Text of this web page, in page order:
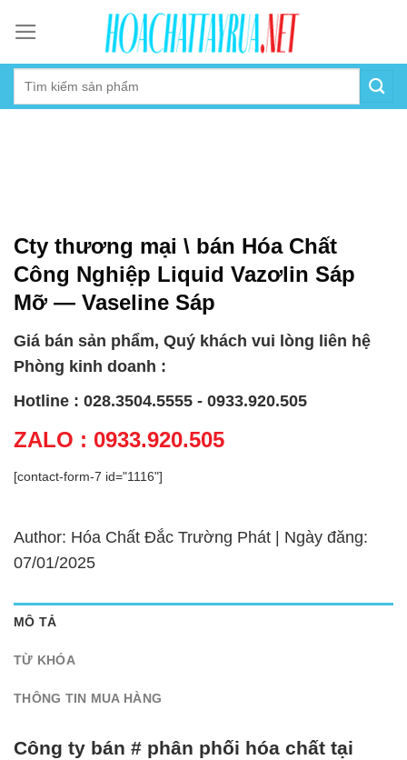
content
Cty thương mại \ bán Hóa Chất
Công Nghiệp Liquid Vazơlin Sáp
Mỡ — Vaseline Sáp
Giá bán sản phẩm, Quý khách vui lòng liên hệ
Phòng kinh doanh :
Hotline : 028.3504.5555 - 0933.920.505
ZALO : 0933.920.505
[contact-form-7 id="1116"]
Author: Hóa Chất Đắc Trường Phát | Ngày đăng:
07/01/2025
MÔ TẢ
TỪ KHÓA
THÔNG TIN MUA HÀNG
Công ty bán # phân phối hóa chất tại